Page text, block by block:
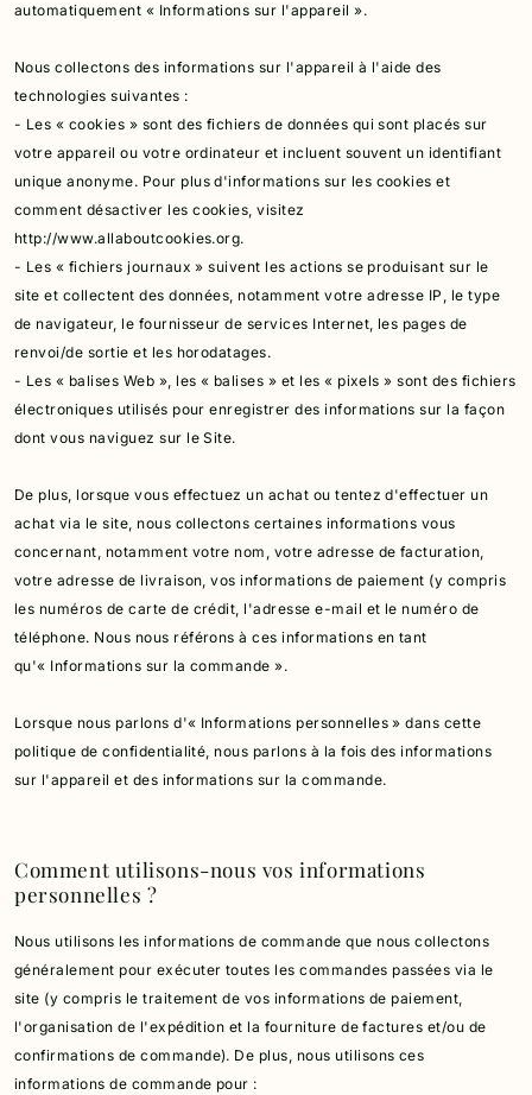
automatiquement « Informations sur l'appareil ».
Nous collectons des informations sur l'appareil à l'aide des
technologies suivantes :
- Les « cookies » sont des fichiers de données qui sont placés sur
votre appareil ou votre ordinateur et incluent souvent un identifiant
unique anonyme. Pour plus d'informations sur les cookies et
comment désactiver les cookies, visitez
http://www.allaboutcookies.org.
- Les « fichiers journaux » suivent les actions se produisant sur le
site et collectent des données, notamment votre adresse IP, le type
de navigateur, le fournisseur de services Internet, les pages de
renvoi/de sortie et les horodatages.
- Les « balises Web », les « balises » et les « pixels » sont des fichiers
électroniques utilisés pour enregistrer des informations sur la façon
dont vous naviguez sur le Site.
De plus, lorsque vous effectuez un achat ou tentez d'effectuer un
achat via le site, nous collectons certaines informations vous
concernant, notamment votre nom, votre adresse de facturation,
votre adresse de livraison, vos informations de paiement (y compris
les numéros de carte de crédit, l'adresse e-mail et le numéro de
téléphone. Nous nous référons à ces informations en tant
qu'« Informations sur la commande ».
Lorsque nous parlons d'« Informations personnelles » dans cette
politique de confidentialité, nous parlons à la fois des informations
sur l'appareil et des informations sur la commande.
Comment utilisons-nous vos informations
personnelles ?
Nous utilisons les informations de commande que nous collectons
généralement pour exécuter toutes les commandes passées via le
site (y compris le traitement de vos informations de paiement,
l'organisation de l'expédition et la fourniture de factures et/ou de
confirmations de commande). De plus, nous utilisons ces
informations de commande pour :